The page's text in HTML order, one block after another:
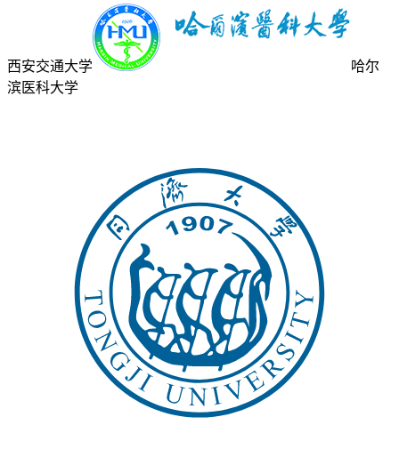
西安交通大学
哈尔
滨医科大学